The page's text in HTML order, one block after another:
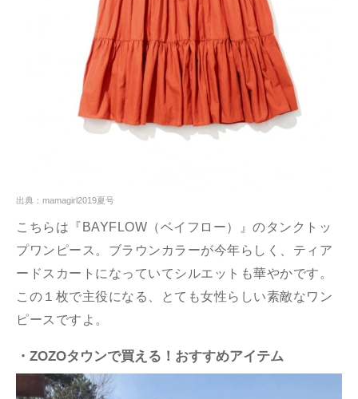
出典：mamagirl2019夏号
こちらは『BAYFLOW（ベイフロー）』のタンクトッ
プワンピース。ブラウンカラーが今年らしく、ティア
ードスカートになっていてシルエットも華やかです。
この１枚で主役になる、とても女性らしい素敵なワン
ピースですよ。
・ZOZOタウンで買える！おすすめアイテム